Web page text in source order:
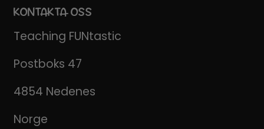
KONTAKTA OSS
Teaching FUNtastic
Postboks 47
4854 Nedenes
Norge